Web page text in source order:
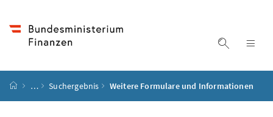
Suche
Startseite
… Suchergebnis Weitere Formulare und Informationen